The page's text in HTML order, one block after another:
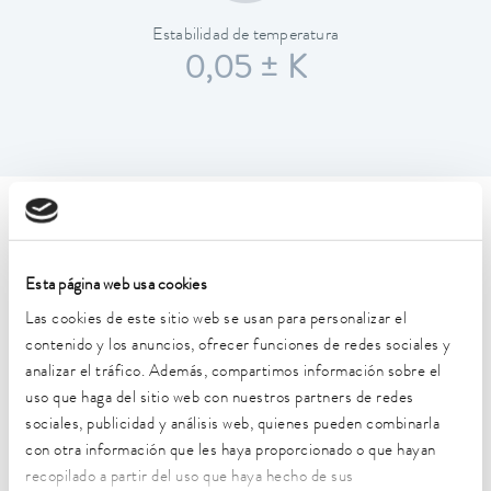
Esta página web usa cookies
Las cookies de este sitio web se usan para personalizar el
contenido y los anuncios, ofrecer funciones de redes sociales y
analizar el tráfico. Además, compartimos información sobre el
uso que haga del sitio web con nuestros partners de redes
sociales, publicidad y análisis web, quienes pueden combinarla
con otra información que les haya proporcionado o que hayan
recopilado a partir del uso que haya hecho de sus
Estabilidad de temperatura
0,05 ± K
Características técnicas (según
DIN 12876)
Rango de temperatura de trabajo
80 ... 250 °C
Rango de temperatura de trabajo con refrigeración por
agua
20 ... 250 °C